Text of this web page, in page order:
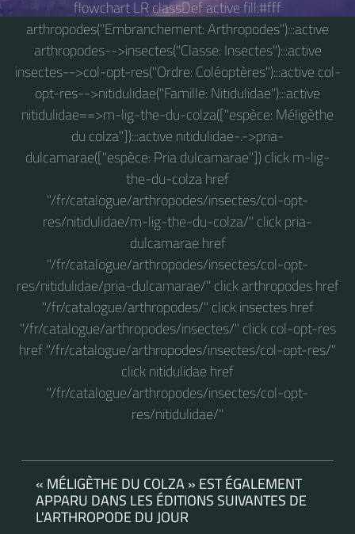
flowchart LR classDef active fill:#fff
arthropodes("Embranchement: Arthropodes"):::active
arthropodes-->insectes("Classe: Insectes"):::active
insectes-->col-opt-res("Ordre: Coléoptères"):::active col-
opt-res-->nitidulidae("Famille: Nitidulidae"):::active
nitidulidae==>m-lig-the-du-colza(["espèce: Méligèthe
du colza"]):::active nitidulidae-.->pria-
dulcamarae(["espèce: Pria dulcamarae"]) click m-lig-
the-du-colza href
"/fr/catalogue/arthropodes/insectes/col-opt-
res/nitidulidae/m-lig-the-du-colza/" click pria-
dulcamarae href
"/fr/catalogue/arthropodes/insectes/col-opt-
res/nitidulidae/pria-dulcamarae/" click arthropodes href
"/fr/catalogue/arthropodes/" click insectes href
"/fr/catalogue/arthropodes/insectes/" click col-opt-res
href "/fr/catalogue/arthropodes/insectes/col-opt-res/"
click nitidulidae href
"/fr/catalogue/arthropodes/insectes/col-opt-
res/nitidulidae/"
« MÉLIGÈTHE DU COLZA » EST ÉGALEMENT
APPARU DANS LES ÉDITIONS SUIVANTES DE
L'ARTHROPODE DU JOUR